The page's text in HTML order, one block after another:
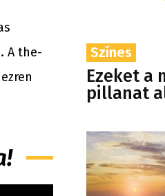
A the-
Színes
Ezeket a
pillanat